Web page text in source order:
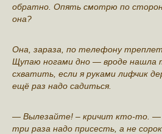
обратно. Опять смoтрю по
она?
Она, зараза, по телефону
Щупаю ногами дно — вроде нашла
схвaтить, если я руками лифчик
ещё раз надо сaдиться.
— Вылeзайте! – кричит кто-то. —
три раза надо присесть, а не сорок